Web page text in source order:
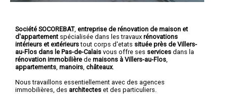
Société SOCOREBAT, entreprise de rénovation de maison et
d'appartement spécialisée dans les travaux rénovations
intérieurs et extérieurstout corps d'etats située près de Villers-
au-Flos dans le Pas-de-Calais vous offre ses services dans la
rénovation immobilière de maisons à Villers-au-Flos
appartements manoirs châteaux.
Nous travaillons essentiellement avec des agences
immobilières, des architectes et des particuliers.